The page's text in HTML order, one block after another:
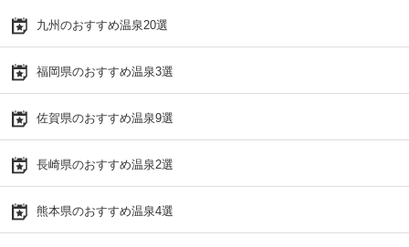
九州のおすすめ温泉20選
福岡県のおすすめ温泉3選
佐賀県のおすすめ温泉9選
長崎県のおすすめ温泉2選
熊本県のおすすめ温泉4選